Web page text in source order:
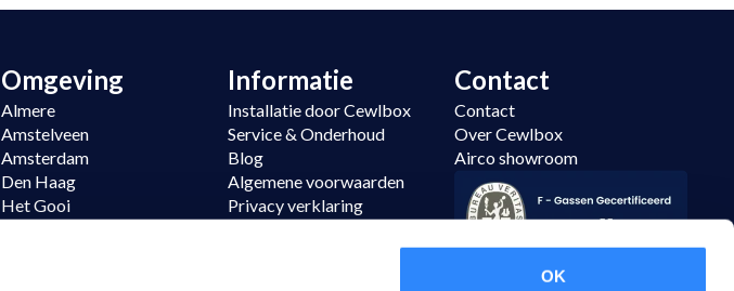
OK
Omgeving
Almere
Amstelveen
Amsterdam
Den Haag
Het Gooi
Informatie
Installatie door Cewlbox
Service & Onderhoud
Blog
Algemene voorwaarden
Privacy verklaring
Contact
Contact
Over Cewlbox
Airco showroom